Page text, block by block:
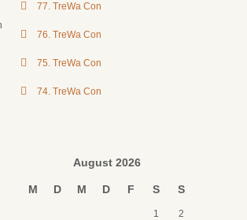
77. TreWa Con
76. TreWa Con
75. TreWa Con
74. TreWa Con
August 2026
M D M D F S S
1 2